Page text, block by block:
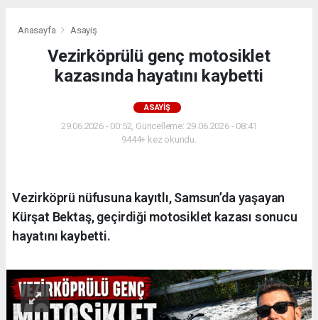
Anasayfa Asayiş
Vezirköprülü genç motosiklet
kazasında hayatını kaybetti
ASAYIŞ
29.06.2026 - 00:52, Güncelleme: 29.06.2026 - 08:41
9444+ kez okundu.
Vezirköprü nüfusuna kayıtlı, Samsun’da yaşayan
Kürşat Bektaş, geçirdiği motosiklet kazası sonucu
hayatını kaybetti.